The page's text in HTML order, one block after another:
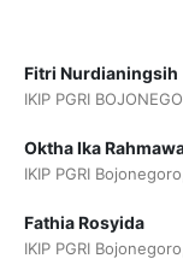
Fitri Nurdianingsih
IKIP PGRI
Oktha Ika
IKIP PGRI
Fathia Rosyida
IKIP PGRI